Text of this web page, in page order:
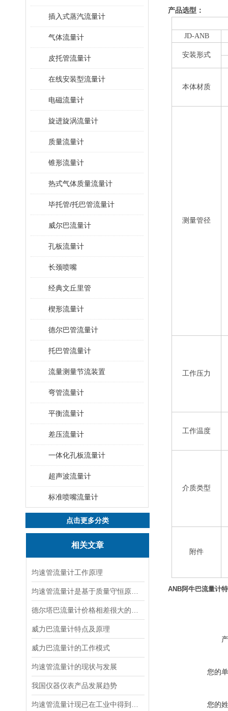
插入式蒸汽流量计
气体流量计
皮托管流量计
在线安装型流量计
电磁流量计
旋进旋涡流量计
质量流量计
锥形流量计
热式气体质量流量计
毕托管/托巴管流量计
威尔巴流量计
孔板流量计
长颈喷嘴
经典文丘里管
楔形流量计
德尔巴管流量计
托巴管流量计
流量测量节流装置
弯管流量计
平衡流量计
差压流量计
一体化孔板流量计
超声波流量计
标准喷嘴流量计
点击更多分类
相关文章
均速管流量计工作原理
威力巴流量计特点及原理
威力巴流量计的工作模式
均速管流量计的现状与发展
我国仪器仪表产品发展趋势
产品选型：
JD-ANB
安装形式
本体材质
测量管径
工作压力
工作温度
介质类型
附件
ANB阿牛巴流量计
您的
您的